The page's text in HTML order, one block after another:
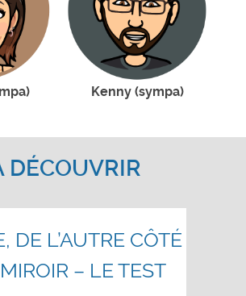
Kenny (sympa)
DÉCOUVRIR
DE L’AUTRE CÔTÉ
– LE TEST